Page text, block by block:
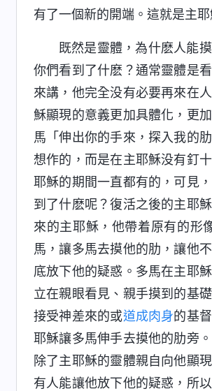
有了一個新的開端。這就是主
既然是靈體，為什麽人能
你們看到了什麽？通常靈體是
來講，他完全没有必要再來在
穌顯現的意義更加具體化，更
馬「伸出你的手來，探入我的
想作的，而是在主耶穌没有釘
耶穌的期間一直都有的，可見
到了什麽呢？復活之後的主耶
來的主耶穌，他帶着原有的形
馬，讓多馬去摸他的肋，讓他
底放下他的疑惑。多馬在主耶
立在親眼看見、親手摸到的基
接受神差來的或道成肉身的基
耶穌讓多馬伸手去摸他的肋旁
除了主耶穌的靈體親自向他顯
有人能讓他放下他的疑惑，所